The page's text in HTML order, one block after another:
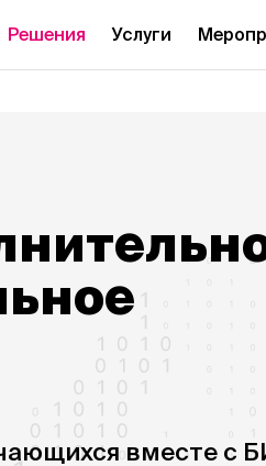
Решения Услуги
вместе с